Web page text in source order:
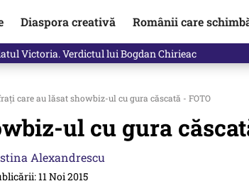
Diaspora creativă Românii care
de Guvern pentru toți românii
care au lăsat showbiz-ul cu gura căscată - FOTO
ul cu gura
Alexandrescu
11 Noi 2015